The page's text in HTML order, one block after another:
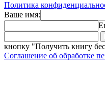
Политика
Ваше имя:
кнопку "Получить книгу
Соглашение об обработке